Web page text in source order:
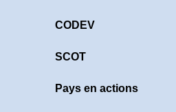
CODEV
SCOT
Pays en actions